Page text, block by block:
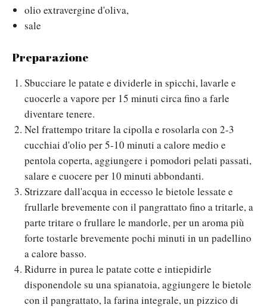
olio extravergine d'oliva,
sale
Preparazione
Sbucciare le patate e dividerle in spicchi, lavarle e
cuocerle a vapore per 15 minuti circa fino a farle
diventare tenere.
Nel frattempo tritare la cipolla e rosolarla con 2-3
cucchiai d'olio per 5-10 minuti a calore medio e
pentola coperta, aggiungere i pomodori pelati passati,
salare e cuocere per 10 minuti abbondanti.
Strizzare dall'acqua in eccesso le bietole lessate e
frullarle brevemente con il pangrattato fino a tritarle, a
parte tritare o frullare le mandorle, per un aroma più
forte tostarle brevemente pochi minuti in un padellino
a calore basso.
Ridurre in purea le patate cotte e intiepidirle
disponendole su una spianatoia, aggiungere le bietole
con il pangrattato, la farina integrale, un pizzico di